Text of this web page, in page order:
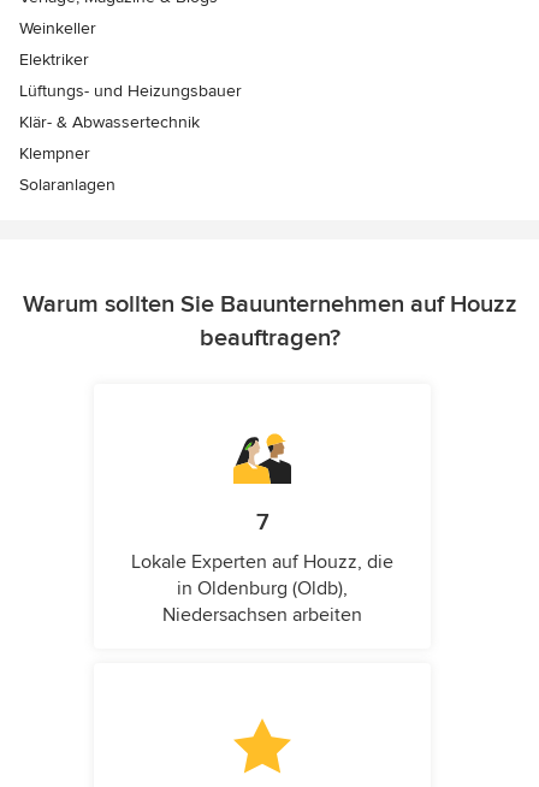
Weinkeller
Elektriker
Lüftungs- und Heizungsbauer
Klär- & Abwassertechnik
Klempner
Solaranlagen
Warum sollten Sie Bauunternehmen auf Houzz
beauftragen?
7
Lokale Experten auf Houzz, die
in Oldenburg (Oldb),
Niedersachsen arbeiten